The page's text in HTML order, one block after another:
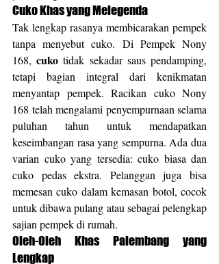
Cuko Khas yang Melegenda
Tak lengkap rasanya membicarakan pempek
tanpa menyebut cuko. Di Pempek Nony
168, cuko tidak sekadar saus pendamping,
tetapi bagian integral dari kenikmatan
menyantap pempek. Racikan cuko Nony
168 telah mengalami penyempurnaan selama
puluhan tahun untuk mendapatkan
keseimbangan rasa yang sempurna. Ada dua
varian cuko yang tersedia: cuko biasa dan
cuko pedas ekstra. Pelanggan juga bisa
memesan cuko dalam kemasan botol, cocok
untuk dibawa pulang atau sebagai pelengkap
sajian pempek di rumah.
Oleh-Oleh Khas Palembang yang
Lengkap